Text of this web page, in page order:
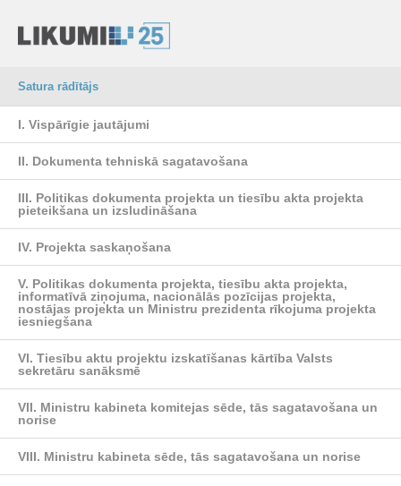
Satura rādītājs
I. Vispārīgie jautājumi
II. Dokumenta tehniskā sagatavošana
III. Politikas dokumenta projekta un tiesību akta projekta
pieteikšana un izsludināšana
IV. Projekta saskaņošana
V. Politikas dokumenta projekta, tiesību akta projekta,
informatīvā ziņojuma, nacionālās pozīcijas projekta,
nostājas projekta un Ministru prezidenta rīkojuma projekta
iesniegšana
VI. Tiesību aktu projektu izskatīšanas kārtība Valsts
sekretāru sanāksmē
VII. Ministru kabineta komitejas sēde, tās sagatavošana un
norise
VIII. Ministru kabineta sēde, tās sagatavošana un norise